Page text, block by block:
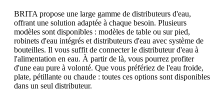
BRITA propose une large gamme de distributeurs d'eau,
offrant une solution adaptée à chaque besoin. Plusieurs
modèles sont disponibles : modèles de table ou sur pied,
robinets d'eau intégrés et distributeurs d'eau avec système de
bouteilles. Il vous suffit de connecter le distributeur d'eau à
l'alimentation en eau. À partir de là, vous pourrez profiter
d'une eau pure à volonté. Que vous préfériez de l'eau froide,
plate, pétillante ou chaude : toutes ces options sont disponibles
dans un seul distributeur.